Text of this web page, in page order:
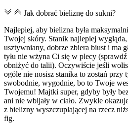
Jak dobrać bieliznę do sukni?
Najlepiej, aby bielizna była
Twojej skóry. Stanik najlepiej
usztywniany, dobrze zbiera biust i ma
tyłu nie wżyna Ci się w plecy
obniżyć do talii). Oczywiście jeśli
ogóle nie nosisz stanika to zostań przy
swobodnie, wygodnie, bo to Twoje
Twojemu! Majtki super, gdyby były
ani nie wbijały w ciało. Zwykle
z bielizny wyszczuplającej na rzecz
fig.